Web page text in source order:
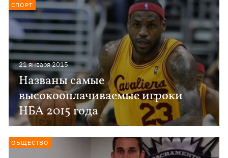
21 января 2015
Названы самые
высокооплачиваемые игроки
НБА 2015 года
СПОРТ
ОБЩЕСТВО